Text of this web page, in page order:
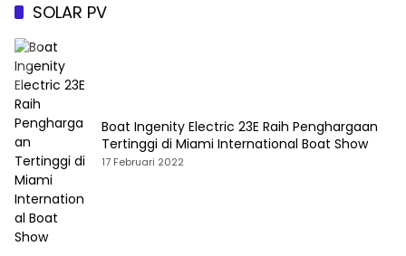
SOLAR PV
Boat Ingenity Electric 23E Raih Penghargaan
Tertinggi di Miami International Boat Show
17 Februari 2022